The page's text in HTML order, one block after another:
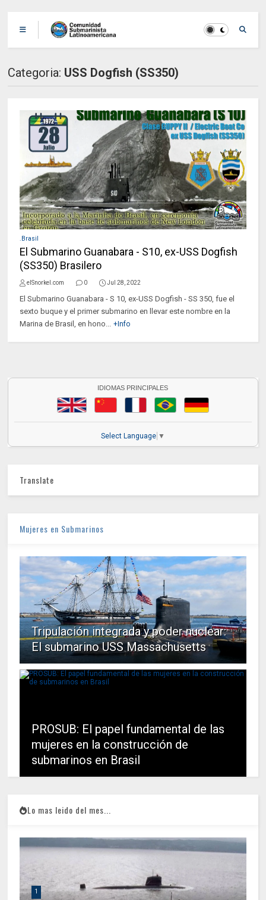
Categoria: USS Dogfish (SS350)
.Brasil
El Submarino Guanabara - S10, ex-USS Dogfish
(SS350) Brasilero
elSnorkel.com 0 Jul 28, 2022
El Submarino Guanabara - S 10, ex-USS Dogfish - SS 350, fue el
sexto buque y el primer submarino en llevar este nombre en la
Marina de Brasil, en hono... +Info
IDIOMAS PRINCIPALES
Select Language ▼
Translate
Mujeres en Submarinos
Tripulación integrada y poder nuclear:
El submarino USS Massachusetts
PROSUB: El papel fundamental de las
mujeres en la construcción de
submarinos en Brasil
Lo mas leido del mes...
1